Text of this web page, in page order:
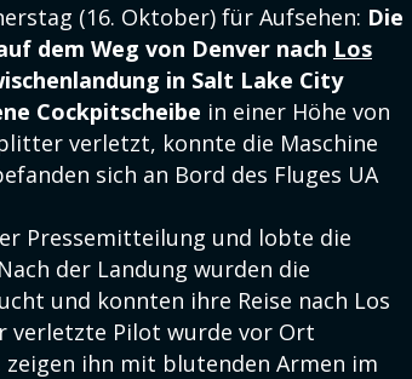
(16. Oktober) für Aufsehen: Die
dem Weg von Denver nach Los
in Salt Lake City
Cockpitscheibe in einer Höhe von
verletzt, konnte die Maschine
sich an Bord des Fluges UA
Pressemitteilung und lobte die
der Landung wurden die
und konnten ihre Reise nach Los
verletzte Pilot wurde vor Ort
ihn mit blutenden Armen im